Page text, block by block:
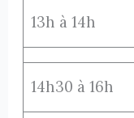
13h à 14h
14h30 à 16h